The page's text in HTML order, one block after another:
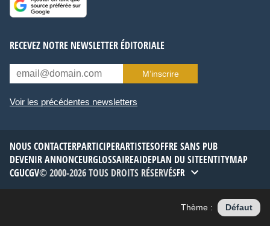
RECEVEZ NOTRE NEWSLETTER ÉDITORIALE
M’inscrire
Voir les précédentes newsletters
NOUS CONTACTERPARTICIPERARTISTESOFFRE SANS PUB
DEVENIR ANNONCEURGLOSSAIREAIDEPLAN DU SITEENTITYMAP
CGUCGV© 2000-2026 TOUS DROITS RÉSERVÉSFR
Thème : Défaut